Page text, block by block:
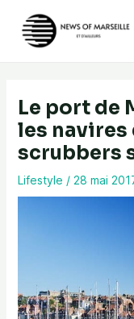
contenu
Le port de
les navires
scrubbers
Lifestyle / 28 mai